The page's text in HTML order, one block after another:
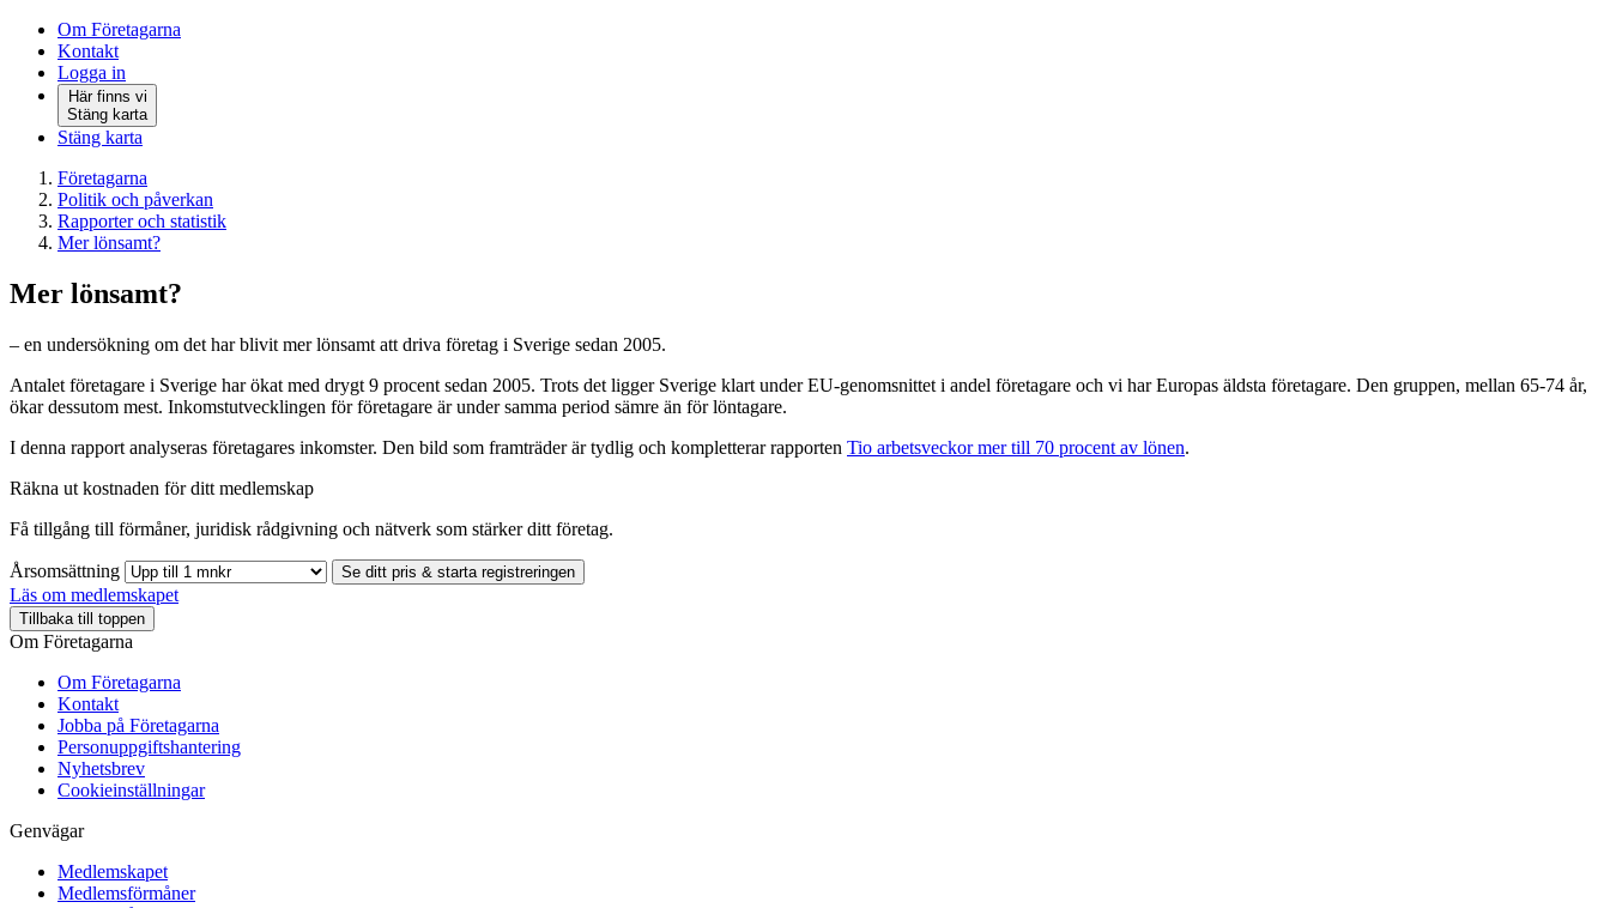
Om Företagarna
Kontakt
Logga in
Här finns vi
Stäng karta
Stäng karta
Företagarna
Politik och påverkan
Rapporter och statistik
Mer lönsamt?
Mer lönsamt?
– en undersökning om det har blivit mer lönsamt att driva företag i Sverige sedan 2005.
Antalet företagare i Sverige har ökat med drygt 9 procent sedan 2005. Trots det ligger Sverige klart under EU-genomsnittet i andel företagare och vi har Europas äldsta företagare. Den gruppen, mellan 65-74 år,
ökar dessutom mest. Inkomstutvecklingen för företagare är under samma period sämre än för löntagare.
I denna rapport analyseras företagares inkomster. Den bild som framträder är tydlig och kompletterar rapporten Tio arbetsveckor mer till 70 procent av lönen.
Räkna ut kostnaden för ditt medlemskap
Få tillgång till förmåner, juridisk rådgivning och nätverk som stärker ditt företag.
Årsomsättning Se ditt pris & starta registreringen
Läs om medlemskapet
Tillbaka till toppen
Om Företagarna
Om Företagarna
Kontakt
Jobba på Företagarna
Personuppgiftshantering
Nyhetsbrev
Cookieinställningar
Genvägar
Medlemskapet
Medlemsförmåner